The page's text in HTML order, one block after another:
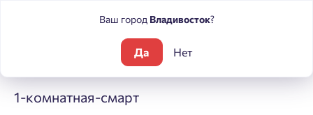
Центральный
1-комнатная-смарт
Ваш город Владивосток?
Да Нет